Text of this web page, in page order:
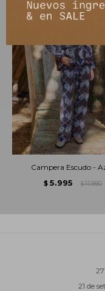
Campera Escudo -
$ 5.995 $ 11.990
21 de